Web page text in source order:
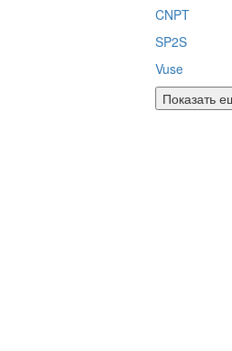
CNPT
SP2S
Vuse
Показать